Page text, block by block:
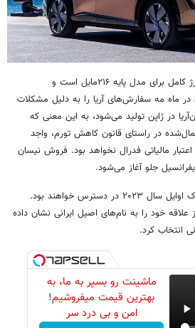
در تریم‌انگیج، برد رانندگی با شارژ کامل برای مدل پایه ۲۱۶مایل است و
در ماه مه سفارش‌های آریا را به دلیل مشکلات
در ژاپن تولید می‌شود، به این معنی که
در راستای قانون کاهش تورم، واجد
۷‌هزار و ۵۰۰دلار اعتبار مالیاتی فدرال نخواهد بود. فروش نیسان
جلو آغاز می‌شود.
برخی از مدل‌های تمام‌چرخ محرک اوایل سال ۲۰۲۳ در دسترس خواهند بود.
علاقه خود را به نام‌های اصیل ایرانی نشان داده
انتخاب کرد.
ماشینت رو بسپر به ما، به
بهترین قیمت میفروشیم!
امن و بی درد سر